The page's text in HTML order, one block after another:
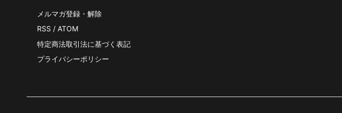
メルマガ登録・解除
RSS / ATOM
特定商法取引法に基づく表記
プライバシーポリシー